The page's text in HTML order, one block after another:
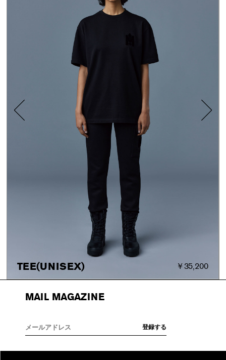
TEE(UNISEX) ￥35,200
MAIL MAGAZINE